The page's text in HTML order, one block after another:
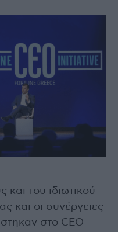
του ιδιωτικού
και οι συνέργειες
στο CEO